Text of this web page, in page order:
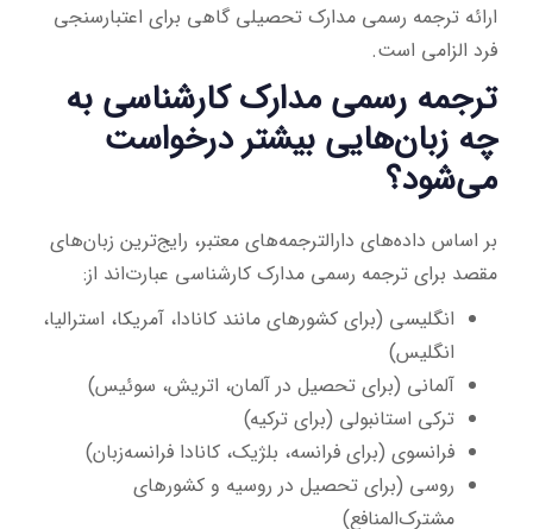
ارائه ترجمه رسمی مدارک تحصیلی گاهی برای اعتبارسنجی
فرد الزامی است.
ترجمه رسمی مدارک کارشناسی به
چه زبان‌هایی بیشتر درخواست
می‌شود؟
بر اساس داده‌های دارالترجمه‌های معتبر، رایج‌ترین زبان‌های
مقصد برای ترجمه رسمی مدارک کارشناسی عبارت‌اند از:
انگلیسی (برای کشورهای مانند کانادا، آمریکا، استرالیا،
انگلیس)
آلمانی (برای تحصیل در آلمان، اتریش، سوئیس)
ترکی استانبولی (برای ترکیه)
فرانسوی (برای فرانسه، بلژیک، کانادا فرانسه‌زبان)
روسی (برای تحصیل در روسیه و کشورهای
مشترک‌المنافع)